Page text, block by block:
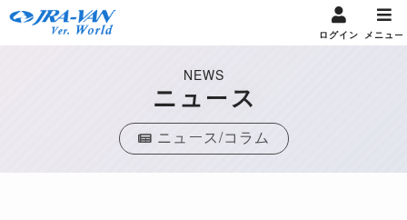
ログイン メニュー
NEWS
ニュース
ニュース/コラム